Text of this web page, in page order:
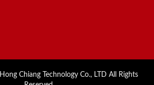
Hong Chiang Technology Co., LTD All Rights